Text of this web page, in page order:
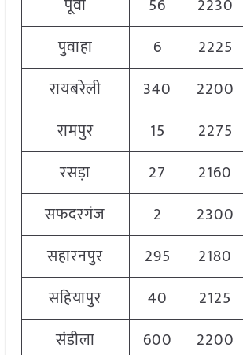
पूर्वा
56 2230
पुवाहा
6 2225
रायबरेली
340 2200
रामपुर
15 2275
रसड़ा
27 2160
सफदरगंज
2 2300
सहारनपुर
295 2180
सहियापुर
40 2125
संडीला
600 2200